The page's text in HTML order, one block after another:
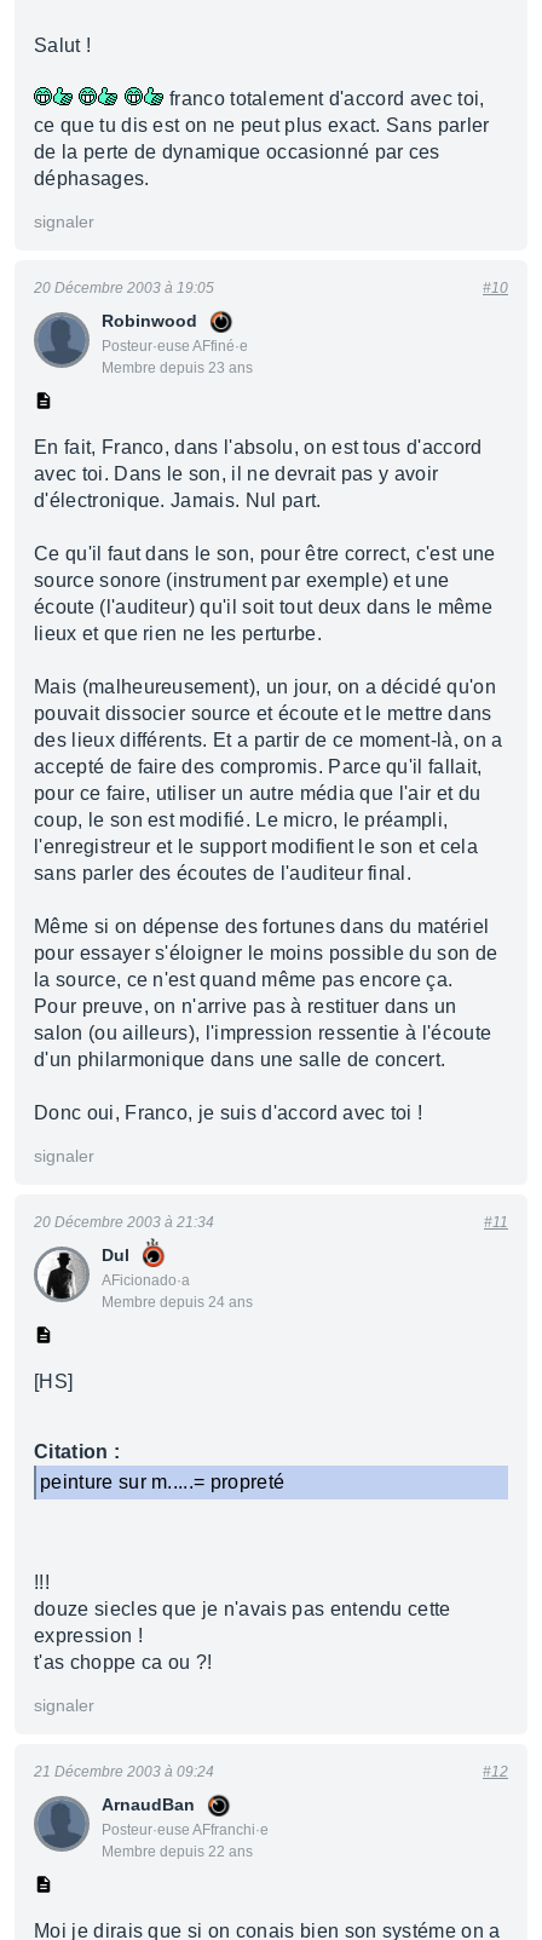
Salut !
franco totalement d'accord avec toi,
ce que tu dis est on ne peut plus exact. Sans parler
de la perte de dynamique occasionné par ces
déphasages.
signaler
Robinwood
Posteur·euse AFfiné·e
Membre depuis 23 ans
20 Décembre 2003 à 19:05 #10
En fait, Franco, dans l'absolu, on est tous d'accord
avec toi. Dans le son, il ne devrait pas y avoir
d'électronique. Jamais. Nul part.
Ce qu'il faut dans le son, pour être correct, c'est une
source sonore (instrument par exemple) et une
écoute (l'auditeur) qu'il soit tout deux dans le même
lieux et que rien ne les perturbe.
Mais (malheureusement), un jour, on a décidé qu'on
pouvait dissocier source et écoute et le mettre dans
des lieux différents. Et a partir de ce moment-là, on a
accepté de faire des compromis. Parce qu'il fallait,
pour ce faire, utiliser un autre média que l'air et du
coup, le son est modifié. Le micro, le préampli,
l'enregistreur et le support modifient le son et cela
sans parler des écoutes de l'auditeur final.
Même si on dépense des fortunes dans du matériel
pour essayer s'éloigner le moins possible du son de
la source, ce n'est quand même pas encore ça.
Pour preuve, on n'arrive pas à restituer dans un
salon (ou ailleurs), l'impression ressentie à l'écoute
d'un philarmonique dans une salle de concert.
Donc oui, Franco, je suis d'accord avec toi !
signaler
Dul
AFicionado·a
Membre depuis 24 ans
20 Décembre 2003 à 21:34 #11
[HS]
Citation :
peinture sur m.....= propreté
!!!
douze siecles que je n'avais pas entendu cette
expression !
t'as choppe ca ou ?!
signaler
ArnaudBan
Posteur·euse AFfranchi·e
Membre depuis 22 ans
21 Décembre 2003 à 09:24 #12
Moi je dirais que si on conais bien son systéme on a